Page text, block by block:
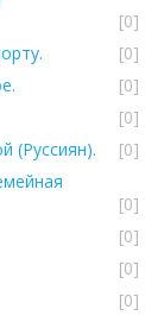
[0]
[0]
[0]
[0]
(Руссиян).
[0]
[0]
[0]
[0]
[0]